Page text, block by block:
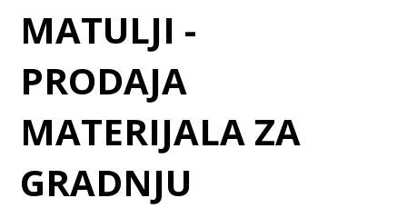
MATULJI -
PRODAJA
MATERIJALA ZA
GRADNJU